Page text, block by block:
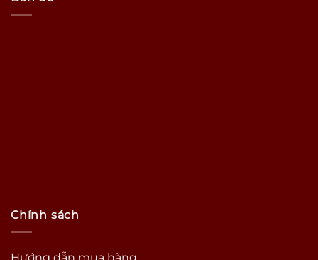
Chính sách